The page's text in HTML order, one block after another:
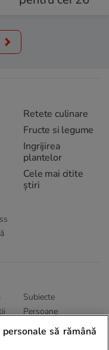
Retete culinare
Fructe si legume
Ingrijirea
plantelor
Cele mai citite
știri
Subiecte
Persoane
Sitemapsă rămână